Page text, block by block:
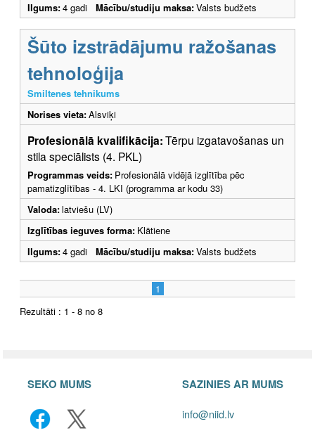
Ilgums:4 gadi Mācību/studiju maksa:Valsts budžets
Šūto izstrādājumu ražošanas
tehnoloģija
Smiltenes tehnikums
Norises vieta:Alsviķi
Profesionālā kvalifikācija:Tērpu izgatavošanas un
stila speciālists (4. PKL)
Programmas veids: Profesionālā vidējā izglītība pēc
pamatizglītības - 4. LKI (programma ar kodu 33)
Valoda:latviešu (LV)
Izglītības ieguves forma: Klātiene
Ilgums:4 gadi Mācību/studiju maksa:Valsts budžets
1
Rezultāti : 1 - 8 no 8
SEKO MUMS SAZINIES AR MUMS
info@niid.lv